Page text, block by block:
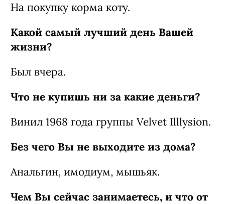
На покупку корма коту.
Какой самый лучший день Вашей
жизни?
Был вчера.
Что не купишь ни за какие деньги?
Винил 1968 года группы Velvet Illlysion.
Без чего Вы не выходите из дома?
Анальгин, имодиум, мышьяк.
Чем Вы сейчас занимаетесь, и что от